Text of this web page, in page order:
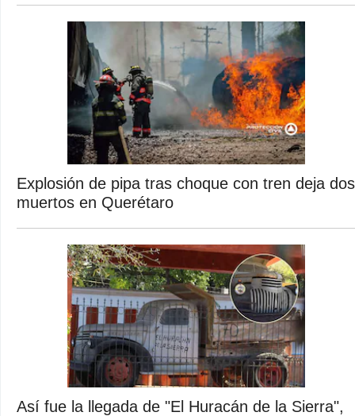
Explosión de pipa tras choque con tren deja dos
muertos en Querétaro
Así fue la llegada de "El Huracán de la Sierra",